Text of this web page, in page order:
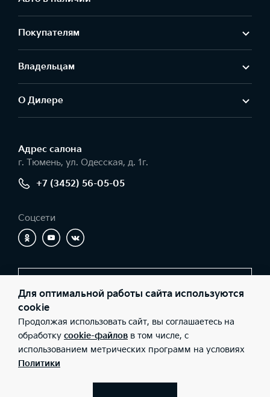
Покупателям
Владельцам
О Дилере
Адрес салонa
г. Тюмень, ул. Одесская, д. 1г.
+7 (3452) 56-05-05
Соцсети
© 2026 Юридические лица ООО «Никко» (Фактический адрес: г.
Тюмень, ул. Одесская, д. 1г.; Телефон: +7 (3452) 56-05-05; ИНН:
7203159984; ОГРН: 1057200646920), ООО «Киа Россия и СНГ»
(Фактический адрес: г.Москва, Валовая 26; Телефон: 8 800 301
08 80; ИНН: 7728674093; ОГРН: 5087746291760) ведут
Для оптимальной работы сайта используются
cookie
Продолжая использовать сайт, вы соглашаетесь на
обработку cookie-файлов в том числе, с
использованием метрических программ на условиях
Политики